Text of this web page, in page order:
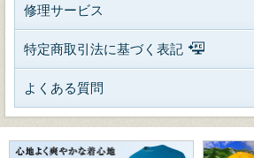
修理サービス
特定商取引法に基づく表記
よくある質問